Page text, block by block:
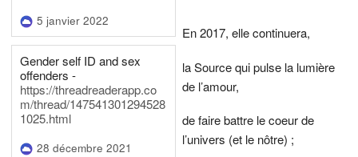
5 janvier 2022
Gender self ID and sex
offenders -
https://threadreaderapp.co
m/thread/147541301294528
1025.html
28 décembre 2021
En 2017, elle continuera,
la Source qui pulse la lumière
de l’amour,
de faire battre le coeur de
l’univers (et le nôtre) ;